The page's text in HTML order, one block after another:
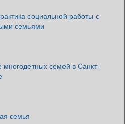
социальной работы с
семьями
семей в Санкт-
семья